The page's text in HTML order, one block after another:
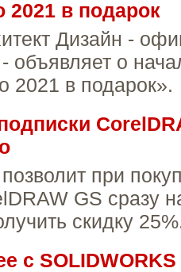
2021 в подарок
Дизайн -
объявляет о
2021 в подарок».
при
GS сразу
скидку
с SOLIDWORKS